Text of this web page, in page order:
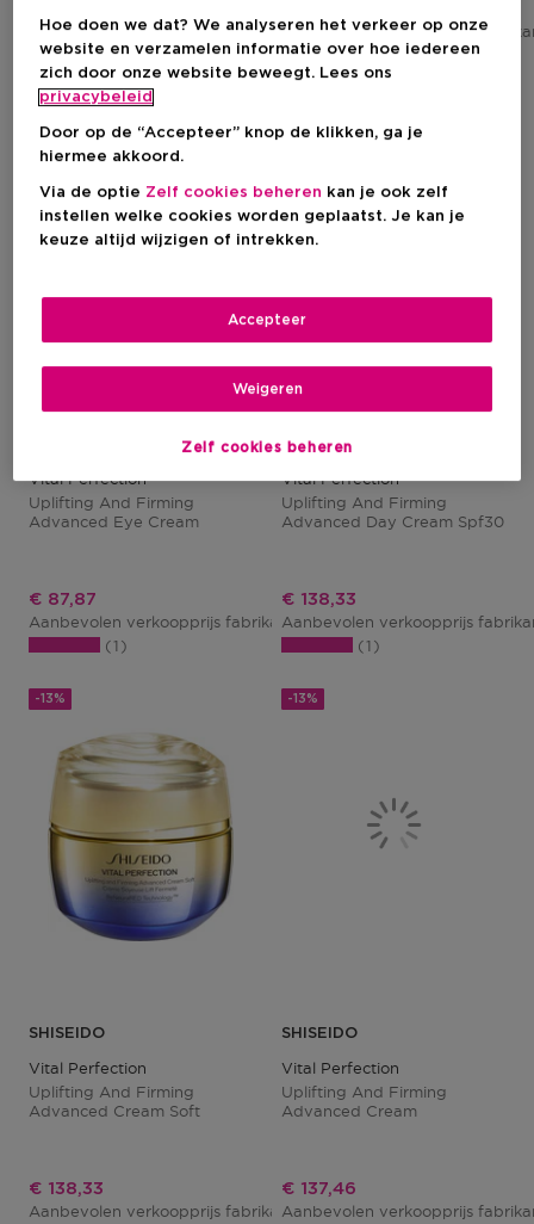
Niet op voorraad
Aanbevolen verkoopprijs fabrikant€ 98,00
Aanbevolen verkoopprijs
-13%
Vital Perfection
Uplifting And Firming
Advanced Eye Cream
Kortingsprijs
€ 87,87
Aanbevolen verkoopprijs fabrikant€ 101,00
1
SHISEIDO
Vital Perfection
Uplifting And Firming
Advanced Day Cream Spf30
Kortingsprijs
€ 138,33
Aanbevolen verkoopprijs
1
-13%
SHISEIDO
Vital Perfection
Uplifting And Firming
Advanced Cream Soft
Kortingsprijs
€ 138,33
Aanbevolen verkoopprijs fabrikant€ 159,00
-13%
SHISEIDO
Vital Perfection
Uplifting And Firming
Advanced Cream
Kortingsprijs
€ 137,46
Aanbevolen verkoopprijs
Hoe doen we dat? We analyseren het verkeer op onze
website en verzamelen informatie over hoe iedereen
zich door onze website beweegt. Lees ons
privacybeleid
Door op de “Accepteer” knop de klikken, ga je
hiermee akkoord.
Via de optie Zelf cookies beheren kan je ook zelf
instellen welke cookies worden geplaatst. Je kan je
keuze altijd wijzigen of intrekken.
Zelf cookies beheren
Weigeren
Accepteer